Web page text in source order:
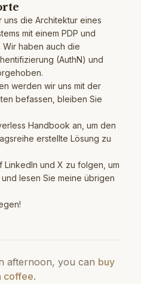
uns die Architektur eines
mit einem PDP und
Wir haben auch die
(AuthN) und
werden wir uns mit der
befassen, bleiben Sie
Handbook an, um den
erstellte Lösung zu
LinkedIn und X zu folgen, um
lesen Sie meine übrigen
afternoon, you can buy
coffee.